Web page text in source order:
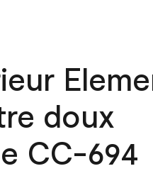
doux
CC-694